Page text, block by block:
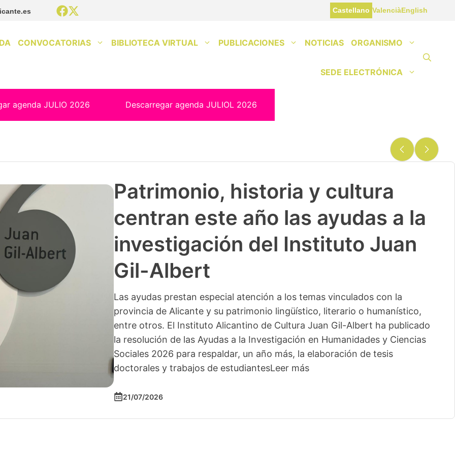
Castellano ValenciàEnglish
CONVOCATORIAS BIBLIOTECA VIRTUAL PUBLICACIONES NOTICIAS ORGANISMO
SEDE ELECTRÓNICA
agenda JULIO 2026 Descarregar agenda JULIOL 2026
Patrimonio, historia y cultura
centran este año las ayudas a la
investigación del Instituto Juan
Gil-Albert
Las ayudas prestan especial atención a los temas vinculados con la
provincia de Alicante y su patrimonio lingüístico, literario o humanístico,
entre otros. El Instituto Alicantino de Cultura Juan Gil-Albert ha publicado
la resolución de las Ayudas a la Investigación en Humanidades y Ciencias
Sociales 2026 para respaldar, un año más, la elaboración de tesis
doctorales y trabajos de estudiantesLeer más
21/07/2026